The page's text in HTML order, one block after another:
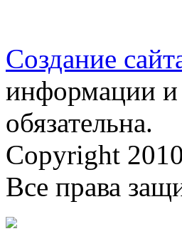
Создание
информации и
обязательна.
Copyright
Все права